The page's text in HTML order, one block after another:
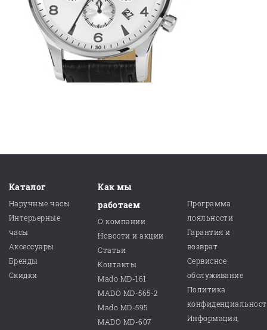
Каталог
Наручные часы
Интерьерные
часы
Аксессуары
Бренды
Скидки
Как мы
работаем
О компании
Новости и акции
Статьи
Контакты
Mado MD-161
MADO MD-565-2
Mado MD-595
MADO MD-607
Программа
лояльности
Гарантия и
возврат
Сервисное
обслуживание
Политика
Информация,